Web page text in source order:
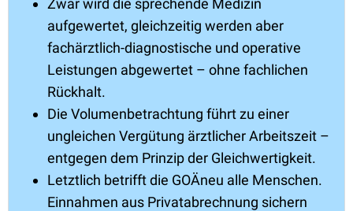
Zwar wird die sprechende Medizin
aufgewertet, gleichzeitig werden aber
fachärztlich-diagnostische und operative
Leistungen abgewertet – ohne fachlichen
Rückhalt.
Die Volumenbetrachtung führt zu einer
ungleichen Vergütung ärztlicher Arbeitszeit –
entgegen dem Prinzip der Gleichwertigkeit.
Letztlich betrifft die GOÄneu alle Menschen.
Einnahmen aus Privatabrechnung sichern